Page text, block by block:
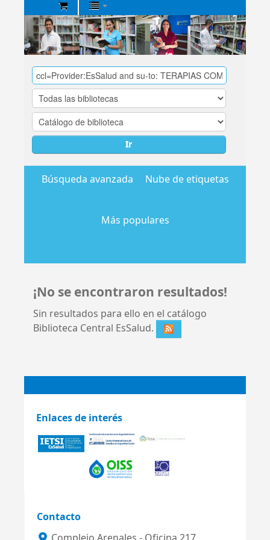
Biblioteca
Central
EsSalud
Ir
Búsqueda avanzada Nube de etiquetas
Más populares
¡No se encontraron resultados!
Sin resultados para ello en el catálogo
Biblioteca Central EsSalud.
Enlaces de interés
Contacto